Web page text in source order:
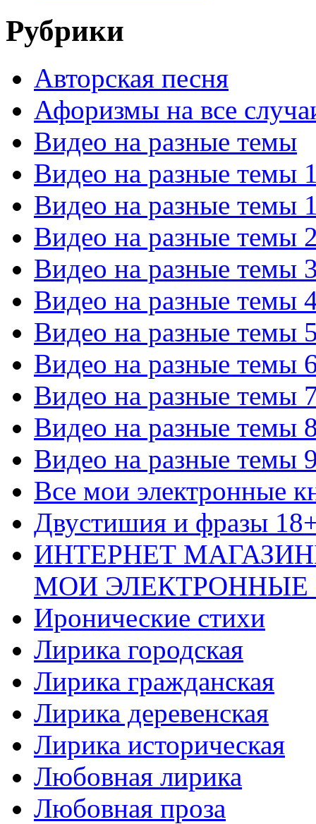
Рубрики
Авторская песня
Афоризмы на все
Видео на разные темы
Видео на разные темы
Видео на разные темы
Видео на разные темы
Видео на разные темы
Видео на разные темы
Видео на разные темы
Видео на разные темы
Видео на разные темы
Видео на разные темы
Видео на разные темы
Все мои электронные
Двустишия и фразы
ИНТЕРНЕТ
МОИ ЭЛЕКТРОННЫЕ
Иронические стихи
Лирика городская
Лирика гражданская
Лирика деревенская
Лирика историческая
Любовная лирика
Любовная проза